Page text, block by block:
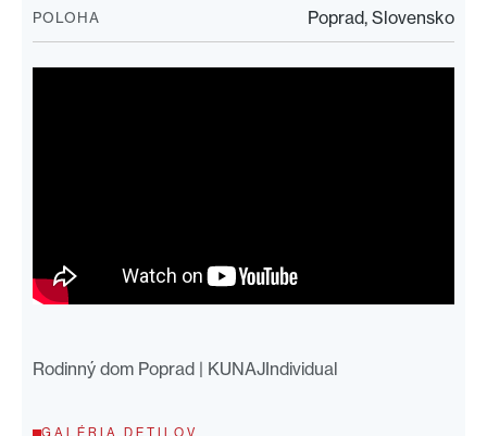
POLOHA Poprad, Slovensko
Rodinný dom Poprad | KUNAJIndividual
GALÉRIA DETILOV